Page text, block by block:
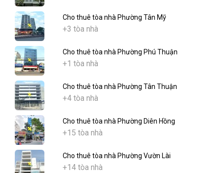
Cho thuê tòa nhà Phường Tân Mỹ
+3 tòa nhà
Cho thuê tòa nhà Phường Phú Thuận
+1 tòa nhà
Cho thuê tòa nhà Phường Tân Thuận
+4 tòa nhà
Cho thuê tòa nhà Phường Diên Hồng
+15 tòa nhà
Cho thuê tòa nhà Phường Vườn Lài
+14 tòa nhà